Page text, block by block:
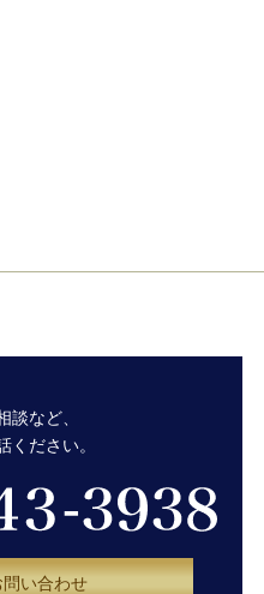
談など、
ください。
問い合わせ